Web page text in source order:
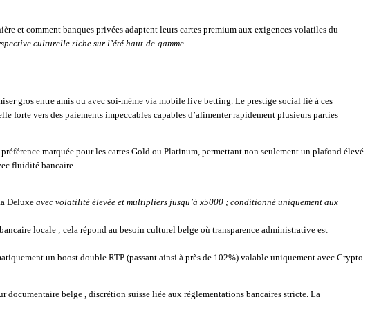
et comment banques privées adaptent leurs cartes premium aux exigences volatiles du
culturelle riche sur l’été haut‑de‑gamme​.
gros entre amis ou avec soi-même via mobile live betting. Le prestige social lié à ces
vers des paiements impeccables capables d’alimenter rapidement plusieurs parties
marquée pour les cartes Gold ou Platinum, permettant non seulement un plafond élevé
fluidité bancaire.​
Deluxe avec volatilité élevée et multipliers jusqu’à x5000 ; conditionné uniquement aux
locale ; cela répond au besoin culturel belge où transparence administrative est
un boost double RTP (passant ainsi à près de 102%) valable uniquement avec Crypto
belge , discrétion suisse liée aux réglementations bancaires stricte.​ La